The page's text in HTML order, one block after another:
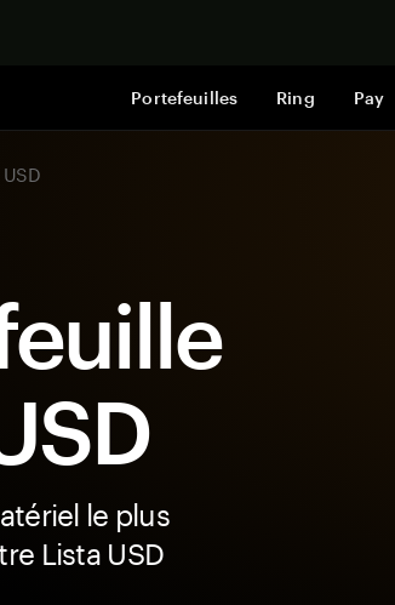
Portefeuilles Ring Pay
le plus
Lista USD